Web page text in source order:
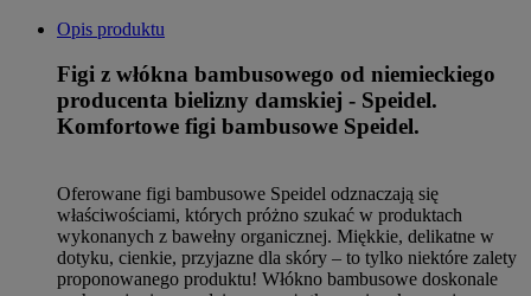
Opis produktu
Figi z włókna bambusowego od niemieckiego
producenta bielizny damskiej - Speidel.
Komfortowe figi bambusowe Speidel.
Oferowane figi bambusowe Speidel odznaczają się
właściwościami, których próżno szukać w produktach
wykonanych z bawełny organicznej. Miękkie, delikatne w
dotyku, cienkie, przyjazne dla skóry – to tylko niektóre zalety
proponowanego produktu! Włókno bambusowe doskonale